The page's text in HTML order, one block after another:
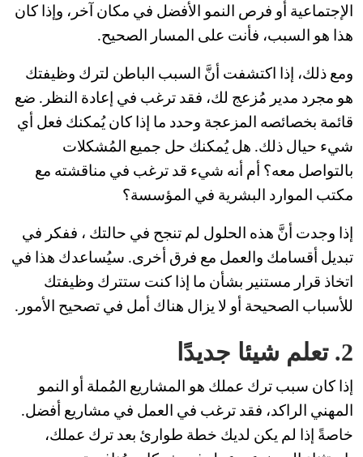
الإجتماعية أو فرص النمو الأفضل في مكان آخر، وإذا كان
هذا هو السبب، فأنت على المسار الصحيح.
ومع ذلك، إذا اكتشفت أنَّ السبب الباطن لترك وظيفتك
هو مجرد مدير مُزعج لك، فقد ترغب في إعادة النظر. ضع
قائمة بخصائصه المزعجة وحدد ما إذا كان يُمكنك فعل أي
شيء حيال ذلك. هل يُمكنك حل جميع المُشكلات
بالتواصل معه؟ أم أنه شيء قد ترغب في مناقشته مع
مكتب الموارد البشرية في المؤسسة؟
إذا وجدت أنَّ هذه الحلول لم تنجح في حالتك ، ففكر في
تبديل أقسامك والعمل مع فرق أخرى. سيُساعدك هذا في
اتخاذ قرار مستنير بشأن ما إذا كنت ستترك وظيفتك
للأسباب الصحيحة أو لا يزال هناك أمل في تصحيح الأمور.
2. تعلم شيئا جديدًا
إذا كان سبب ترك عملك هو المشاريع المُملة أو النمو
المهني الراكد، فقد ترغب في العمل في مشاريع أفضل.
خاصةً إذا لم يكن لديك خطة طوارئ بعد ترك عملك،